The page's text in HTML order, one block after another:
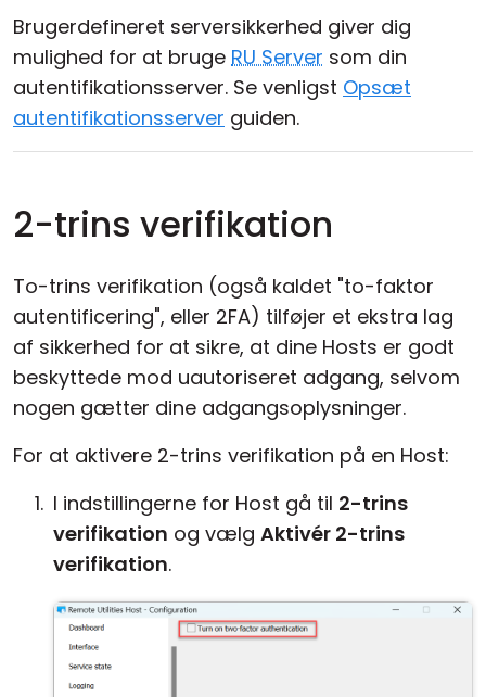
Brugerdefineret serversikkerhed giver dig
mulighed for at bruge RU Server som din
autentifikationsserver. Se venligst Opsæt
autentifikationsserver guiden.
2-trins verifikation
To-trins verifikation (også kaldet "to-faktor
autentificering", eller 2FA) tilføjer et ekstra lag
af sikkerhed for at sikre, at dine Hosts er godt
beskyttede mod uautoriseret adgang, selvom
nogen gætter dine adgangsoplysninger.
For at aktivere 2-trins verifikation på en Host:
I indstillingerne for Host gå til 2-trins
verifikation og vælg Aktivér 2-trins
verifikation.